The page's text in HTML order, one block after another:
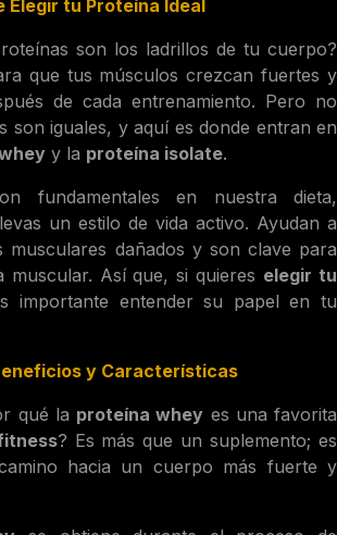
Elegir tu Proteína Ideal
son los ladrillos de tu cuerpo?
que tus músculos crezcan fuertes y
de cada entrenamiento. Pero no
son iguales, y aquí es donde entran en
y la proteína isolate.
fundamentales en nuestra dieta,
un estilo de vida activo. Ayudan a
musculares dañados y son clave para
muscular. Así que, si quieres elegir tu
importante entender su papel en tu
y Características
qué la proteína whey es una favorita
? Es más que un suplemento; es
hacia un cuerpo más fuerte y